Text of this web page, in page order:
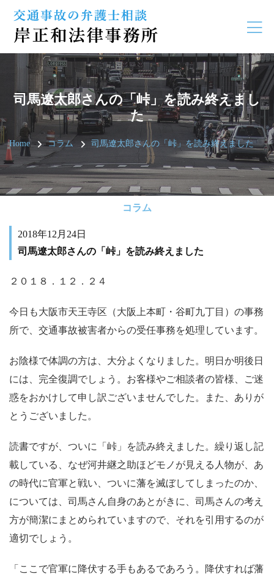
司馬遼太郎さんの「峠」を読み終えまし
た
Home コラム 司馬遼太郎さんの「峠」を読み終えました
コラム
2018年12月24日
司馬遼太郎さんの「峠」を読み終えました
２０１８．１２．２４
今日も大阪市天王寺区（大阪上本町・谷町九丁目）の事務
所で、交通事故被害者からの受任事務を処理しています。
お陰様で体調の方は、大分よくなりました。明日か明後日
には、完全復調でしょう。お客様やご相談者の皆様、ご迷
惑をおかけして申し訳ございませんでした。また、ありが
とうございました。
読書ですが、ついに「峠」を読み終えました。繰り返し記
載している、なぜ河井継之助ほどモノが見える人物が、あ
の時代に官軍と戦い、ついに藩を滅ぼしてしまったのか、
については、司馬さん自身のあとがきに、司馬さんの考え
方が簡潔にまとめられていますので、それを引用するのが
適切でしょう。
「ここで官軍に降伏する手もあるであろう。降伏すれば藩